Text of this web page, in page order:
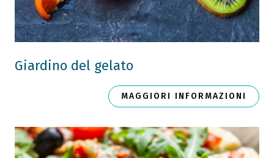
Giardino del gelato
MAGGIORI INFORMAZIONI